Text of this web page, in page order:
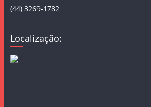
(44) 3269-1782
Localização: